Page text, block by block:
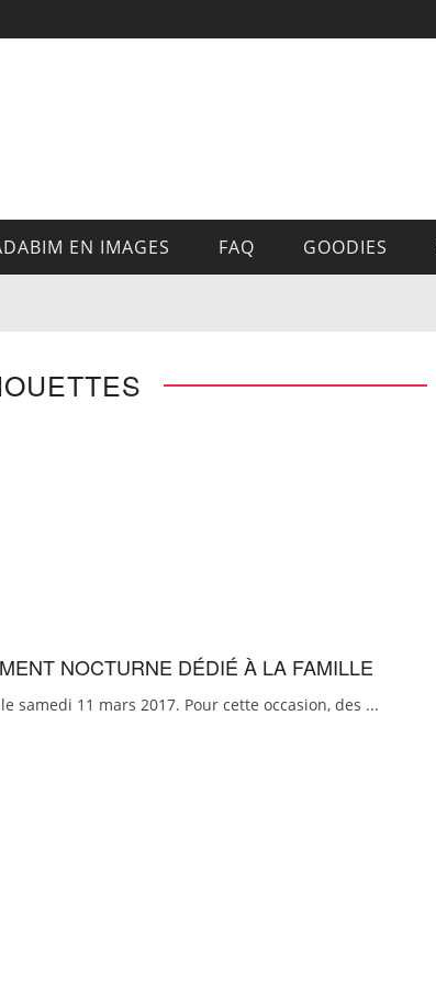
EN IMAGES FAQ GOODIES
NOCTURNE DÉDIÉ À LA FAMILLE
samedi 11 mars 2017. Pour cette occasion, des ...